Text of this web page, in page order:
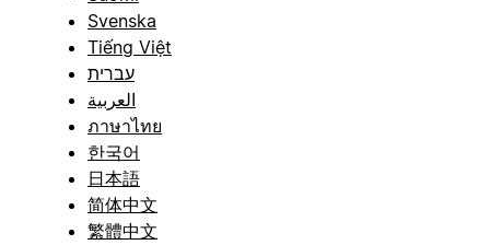
Svenska
Tiếng Việt
עברית
العربية
ภาษาไทย
한국어
日本語
简体中文
繁體中文